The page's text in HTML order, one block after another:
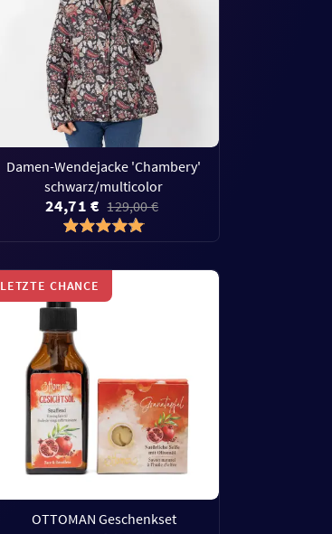
Damen-Wendejacke 'Chambery'
schwarz/multicolor
24,71 € 129,00 €
LETZTE CHANCE
OTTOMAN Geschenkset